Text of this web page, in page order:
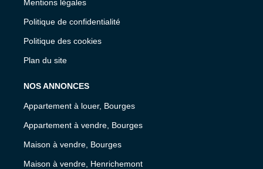
Mentions légales
Politique de confidentialité
Politique des cookies
Plan du site
NOS ANNONCES
Appartement à louer, Bourges
Appartement à vendre, Bourges
Maison à vendre, Bourges
Maison à vendre, Henrichemont